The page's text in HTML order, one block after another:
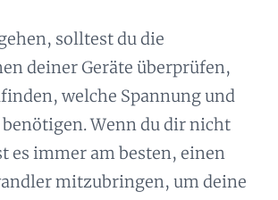
solltest du die
deiner Geräte überprüfen,
welche Spannung und
benötigen. Wenn du dir nicht
es immer am besten, einen
mitzubringen, um deine